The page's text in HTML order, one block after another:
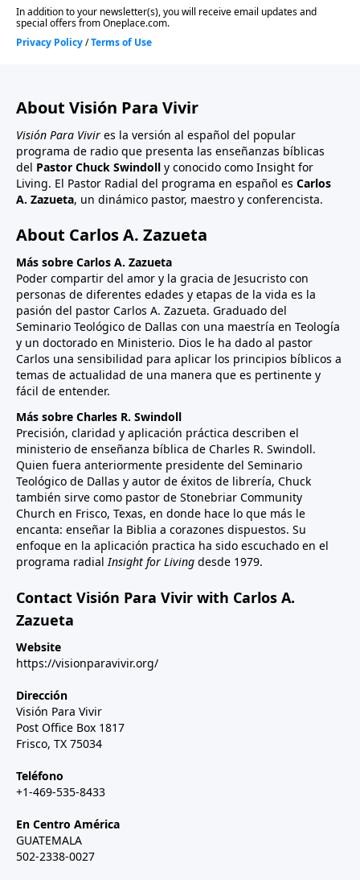
About Visión Para Vivir
Visión Para Vivir es la versión al español del popular
programa de radio que presenta las enseñanzas bíblicas
del Pastor Chuck Swindoll y conocido como Insight for
Living. El Pastor Radial del programa en español es Carlos
A. Zazueta, un dinámico pastor, maestro y conferencista.
About Carlos A. Zazueta
Más sobre Carlos A. Zazueta
Poder compartir del amor y la gracia de Jesucristo con
personas de diferentes edades y etapas de la vida es la
pasión del pastor Carlos A. Zazueta. Graduado del
Seminario Teológico de Dallas con una maestría en Teología
y un doctorado en Ministerio. Dios le ha dado al pastor
Carlos una sensibilidad para aplicar los principios bíblicos a
temas de actualidad de una manera que es pertinente y
fácil de entender.
Más sobre Charles R. Swindoll
Precisión, claridad y aplicación práctica describen el
ministerio de enseñanza bíblica de Charles R. Swindoll.
Quien fuera anteriormente presidente del Seminario
Teológico de Dallas y autor de éxitos de librería, Chuck
también sirve como pastor de Stonebriar Community
Church en Frisco, Texas, en donde hace lo que más le
encanta: enseñar la Biblia a corazones dispuestos. Su
enfoque en la aplicación practica ha sido escuchado en el
programa radialInsight for Living desde 1979.
Contact Visión Para Vivir with Carlos A.
Zazueta
Website
https://visionparavivir.org/
Dirección
Visión Para Vivir
Post Office Box 1817
Frisco, TX 75034
Teléfono
+1-469-535-8433
En Centro América
GUATEMALA
502-2338-0027